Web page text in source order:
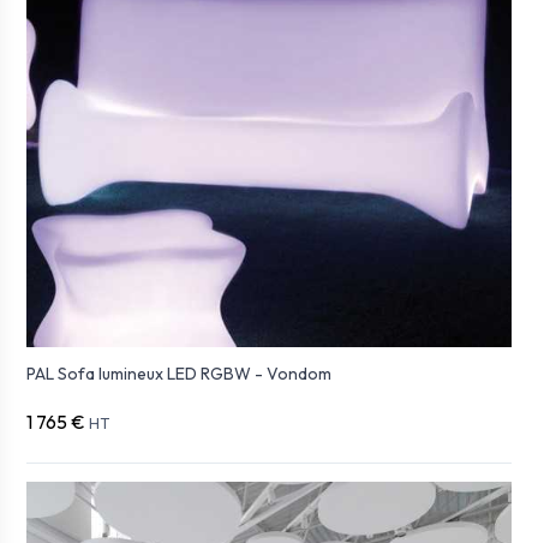
PAL Sofa lumineux LED RGBW - Vondom
1 765 € HT